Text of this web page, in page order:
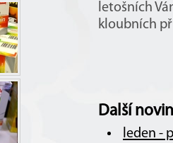
letošních
kloubních
Další
leden -